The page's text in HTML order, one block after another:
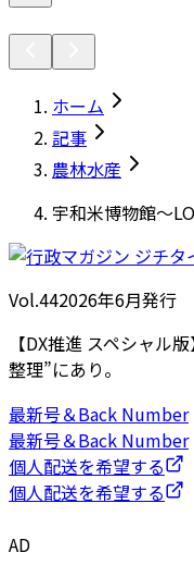
ホーム
記事
農林水産
宇和米博物館～
Vol.442026年6月発行
【DX推進 スペシャル
整理”にあり。
最新号＆Back Number
最新号＆Back Number
個人配送を希望する
個人配送を希望する
AD